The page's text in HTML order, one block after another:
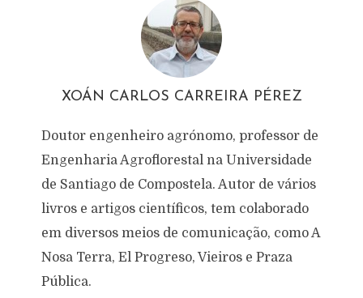
XOÁN CARLOS CARREIRA PÉREZ
Doutor engenheiro agrónomo, professor de
Engenharia Agroflorestal na Universidade
de Santiago de Compostela. Autor de vários
livros e artigos científicos, tem colaborado
em diversos meios de comunicação, como A
Nosa Terra, El Progreso, Vieiros e Praza
Pública.